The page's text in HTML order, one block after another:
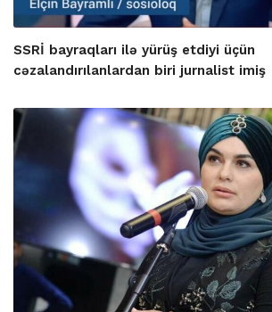
SSRİ bayraqları ilə yürüş etdiyi üçün
cəzalandırılanlardan biri jurnalist imiş